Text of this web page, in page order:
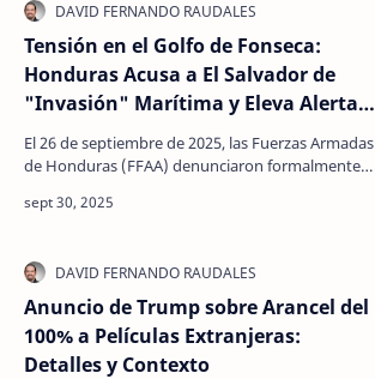
Tensión en el Golfo de Fonseca:
Honduras Acusa a El Salvador de
"Invasión" Marítima y Eleva Alerta
Naval
El 26 de septiembre de 2025, las Fuerzas Armadas
de Honduras (FFAA) denunciaron formalmente
"inc…
Anuncio de Trump sobre Arancel del
100% a Películas Extranjeras:
Detalles y Contexto